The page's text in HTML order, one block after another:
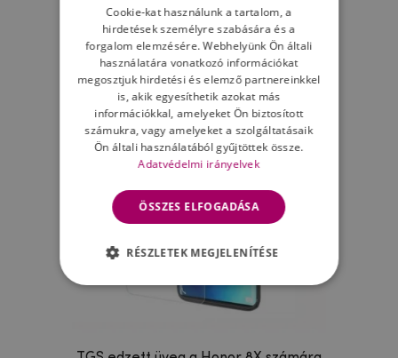
Ne felejtsd el
Cookie-kat használunk a tartalom, a
hirdetések személyre szabására és a
forgalom elemzésére. Webhelyünk Ön általi
használatára vonatkozó információkat
megosztjuk hirdetési és elemző partnereinkkel
is, akik egyesíthetik azokat más
információkkal, amelyeket Ön biztosított
számukra, vagy amelyeket a szolgáltatásaik
Ön általi használatából gyűjtöttek össze.
Adatvédelmi irányelvek
ÖSSZES ELFOGADÁSA
RÉSZLETEK MEGJELENÍTÉSE